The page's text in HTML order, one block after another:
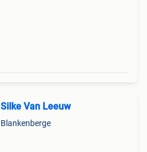
Silke Van Leeuw
Blankenberge